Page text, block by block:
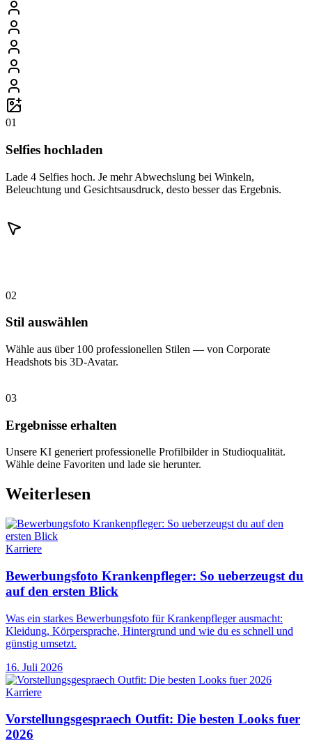
01
Selfies hochladen
Lade 4 Selfies hoch. Je mehr Abwechslung bei Winkeln,
Beleuchtung und Gesichtsausdruck, desto besser das Ergebnis.
02
Stil auswählen
Wähle aus über 100 professionellen Stilen — von Corporate
Headshots bis 3D-Avatar.
03
Ergebnisse erhalten
Unsere KI generiert professionelle Profilbilder in Studioqualität.
Wähle deine Favoriten und lade sie herunter.
Weiterlesen
Karriere
Bewerbungsfoto Krankenpfleger: So ueberzeugst du
auf den ersten Blick
Was ein starkes Bewerbungsfoto für Krankenpfleger ausmacht:
Kleidung, Körpersprache, Hintergrund und wie du es schnell und
günstig umsetzt.
16. Juli 2026
Karriere
Vorstellungsgespraech Outfit: Die besten Looks fuer
2026